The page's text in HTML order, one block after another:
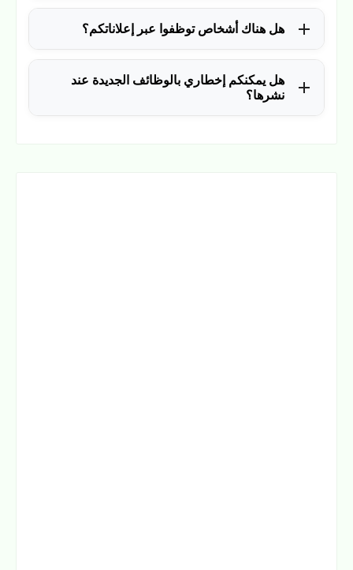
للأسف لا، في الوقت الحالي نقوم فقط بنشر الوظائف
المتاحة.هل هناك أشخاص توظفوا عبر إعلاناتكم؟
نعم ولله الحمد، منذ التأسيس في 2018 نشرنا آلاف
الوظائف، وكانت سببًا في توظيف آلاف من المتابعين.
هل يمكنكم إخطاري بالوظائف الجديدة عند
نشرها؟